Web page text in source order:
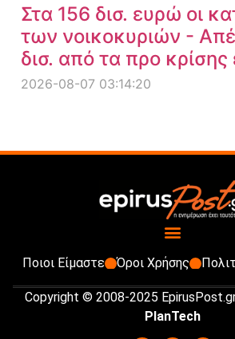
Στα 156 δισ. ευρώ οι
των νοικοκυριών -
δισ. από τα προ κρίσης
2026-08-07 03:14:20
Ποιοι Είμαστε Όροι Χρήσης
Copyright © 2008-2025
PlanTech